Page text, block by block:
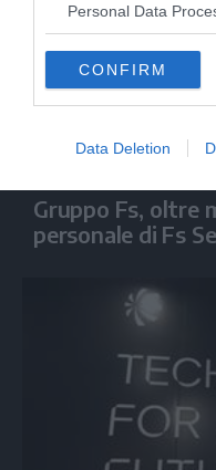
Personal Data
CONFIRM
Data Deletion
Gruppo Fs, oltre
personale di Fs